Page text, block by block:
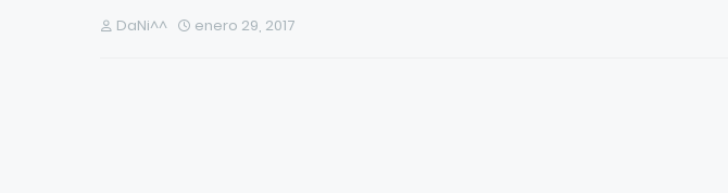
DaNi^^ enero 29, 2017